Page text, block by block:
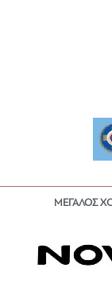
ΜΕΓΑΛΟΣ